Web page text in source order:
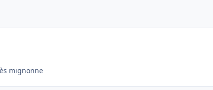
mignonne